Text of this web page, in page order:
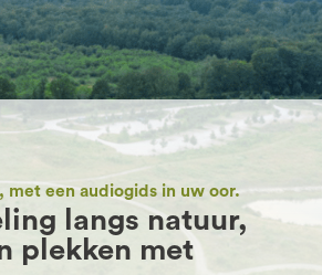
met een audiogids in uw oor.
langs natuur,
plekken met